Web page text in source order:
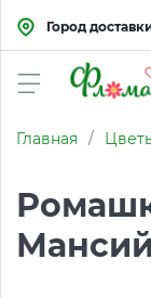
Город
Главная /